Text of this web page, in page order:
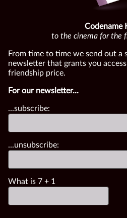
Codename
to the cinema for the
From time to time we send out a
newsletter that grants you
friendship price.
For our newsletter...
...subscribe:
...unsubscribe:
What is 7 + 1